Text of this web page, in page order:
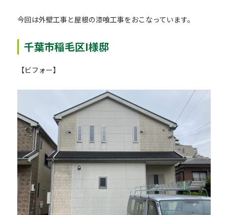
今回は外壁工事と屋根の漆喰工事をおこなっています。
千葉市稲毛区I様邸
【ビフォー】